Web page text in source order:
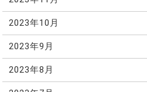
2023年10月
2023年9月
2023年8月